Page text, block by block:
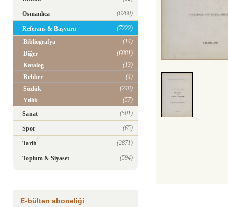
Osmanlıca (6260)
Referans & Başvuru
(7222)
Bibliografya
(14)
Diğer
(6881)
Katalog
(13)
Rehber
(4)
Sözlük
(248)
Yıllık
(57)
Sanat
(501)
Spor (65)
Tarih (2871)
Toplum & Siyaset (594)
E-bülten aboneliği